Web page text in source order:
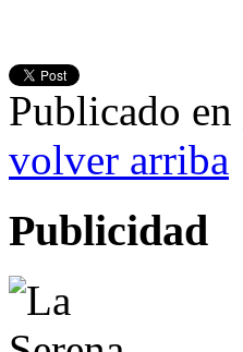
Publicado en
volver arriba
Publicidad